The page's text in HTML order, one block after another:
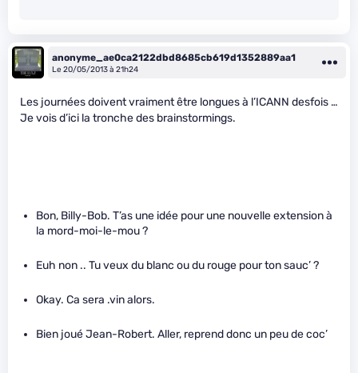
anonyme_ae0ca2122dbd8685cb619d1352889aa1
Le 20/05/2013 à 21h24
Les journées doivent vraiment être longues à l’ICANN desfois …
Je vois d’ici la tronche des brainstormings.
Bon, Billy-Bob. T’as une idée pour une nouvelle extension à
la mord-moi-le-mou ?
Euh non .. Tu veux du blanc ou du rouge pour ton sauc’ ?
Okay. Ca sera .vin alors.
Bien joué Jean-Robert. Aller, reprend donc un peu de coc’